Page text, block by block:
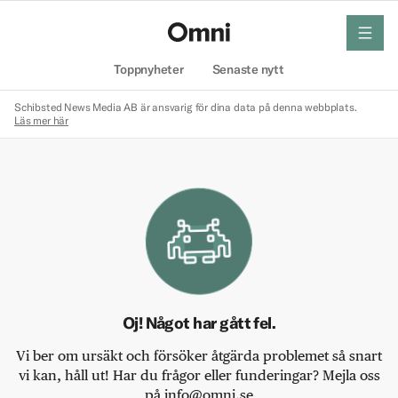
Toppnyheter Senaste nytt
meny
Schibsted News Media AB är ansvarig för dina data på denna webbplats.
Läs mer här
Oj! Något har gått fel.
Vi ber om ursäkt och försöker åtgärda problemet så snart
vi kan, håll ut! Har du frågor eller funderingar? Mejla oss